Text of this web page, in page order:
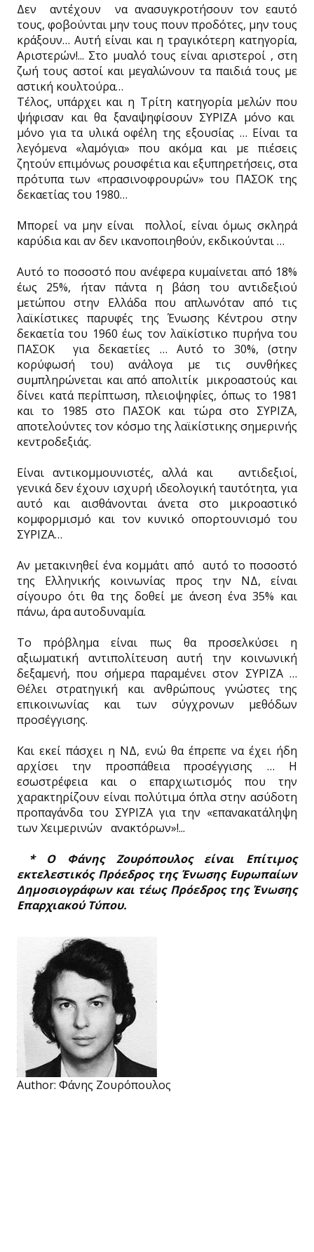
Δεν αντέχουν να ανασυγκροτήσουν τον εαυτό
τους, φοβούνται μην τους πουν προδότες, μην τους
κράξουν… Αυτή είναι και η τραγικότερη κατηγορία,
Αριστερών!... Στο μυαλό τους είναι αριστεροί , στη
ζωή τους αστοί και μεγαλώνουν τα παιδιά τους με
αστική κουλτούρα…
Τέλος, υπάρχει και η Τρίτη κατηγορία μελών που
ψήφισαν και θα ξαναψηφίσουν ΣΥΡΙΖΑ μόνο και
μόνο για τα υλικά οφέλη της εξουσίας … Είναι τα
λεγόμενα «λαμόγια» που ακόμα και με πιέσεις
ζητούν επιμόνως ρουσφέτια και εξυπηρετήσεις, στα
πρότυπα των «πρασινοφρουρών» του ΠΑΣΟΚ της
δεκαετίας του 1980…
Μπορεί να μην είναι πολλοί, είναι όμως σκληρά
καρύδια και αν δεν ικανοποιηθούν, εκδικούνται …
Αυτό το ποσοστό που ανέφερα κυμαίνεται από 18%
έως 25%, ήταν πάντα η βάση του αντιδεξιού
μετώπου στην Ελλάδα που απλωνόταν από τις
λαϊκίστικες παρυφές της Ένωσης Κέντρου στην
δεκαετία του 1960 έως τον λαϊκίστικο πυρήνα του
ΠΑΣΟΚ για δεκαετίες … Αυτό το 30%, (στην
κορύφωσή του) ανάλογα με τις συνθήκες
συμπληρώνεται και από απολιτίκ μικροαστούς και
δίνει κατά περίπτωση, πλειοψηφίες, όπως το 1981
και το 1985 στο ΠΑΣΟΚ και τώρα στο ΣΥΡΙΖΑ,
αποτελούντες τον κόσμο της λαϊκίστικης σημερινής
κεντροδεξιάς.
Είναι αντικομμουνιστές, αλλά και αντιδεξιοί,
γενικά δεν έχουν ισχυρή ιδεολογική ταυτότητα, για
αυτό και αισθάνονται άνετα στο μικροαστικό
κομφορμισμό και τον κυνικό οπορτουνισμό του
ΣΥΡΙΖΑ…
Αν μετακινηθεί ένα κομμάτι από αυτό το ποσοστό
της Ελληνικής κοινωνίας προς την ΝΔ, είναι
σίγουρο ότι θα της δοθεί με άνεση ένα 35% και
πάνω, άρα αυτοδυναμία.
Το πρόβλημα είναι πως θα προσελκύσει η
αξιωματική αντιπολίτευση αυτή την κοινωνική
δεξαμενή, που σήμερα παραμένει στον ΣΥΡΙΖΑ …
Θέλει στρατηγική και ανθρώπους γνώστες της
επικοινωνίας και των σύγχρονων μεθόδων
προσέγγισης.
Και εκεί πάσχει η ΝΔ, ενώ θα έπρεπε να έχει ήδη
αρχίσει την προσπάθεια προσέγγισης … Η
εσωστρέφεια και ο επαρχιωτισμός που την
χαρακτηρίζουν είναι πολύτιμα όπλα στην ασύδοτη
προπαγάνδα του ΣΥΡΙΖΑ για την «επανακατάληψη
των Χειμερινών ανακτόρων»!...
* Ο Φάνης Ζουρόπουλος είναι Επίτιμος
εκτελεστικός Πρόεδρος της Ένωσης Ευρωπαίων
Δημοσιογράφων και τέως Πρόεδρος της Ένωσης
Επαρχιακού Τύπου.
Author: Φάνης Ζουρόπουλος